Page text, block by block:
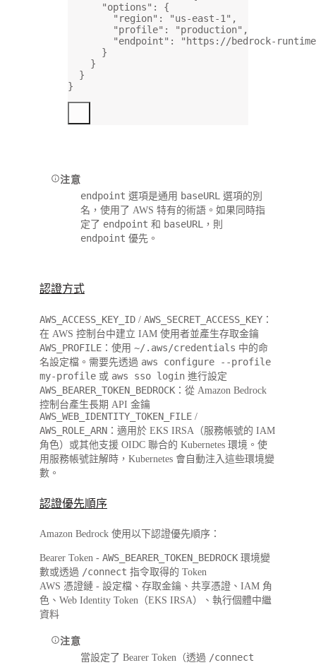
"options" : {
"region" : "us-east-1" ,
"profile" : "production" ,
"endpoint" :
"https://bedrock-
}
}
}
}
注意
endpoint 選項是通用 baseURL 選項的別
名，使用了 AWS 特有的術語。如果同時指
定了 endpoint 和 baseURL ，則
endpoint 優先。
認證方式
AWS_ACCESS_KEY_ID / AWS_SECRET_ACCESS_KEY ：
在 AWS 控制台中建立 IAM 使用者並產生存取金鑰
AWS_PROFILE ：使用 ~/.aws/credentials 中的命
名設定檔。需要先透過 aws configure --profile
my-profile 或 aws sso login 進行設定
AWS_BEARER_TOKEN_BEDROCK ：從 Amazon Bedrock
控制台產生長期 API 金鑰
AWS_WEB_IDENTITY_TOKEN_FILE /
AWS_ROLE_ARN ：適用於 EKS IRSA（服務帳號的 IAM
角色）或其他支援 OIDC 聯合的 Kubernetes 環境。使
用服務帳號註解時，Kubernetes 會自動注入這些環境變
數。
認證優先順序
Amazon Bedrock 使用以下認證優先順序：
Bearer Token - AWS_BEARER_TOKEN_BEDROCK 環境變
數或透過 /connect 指令取得的 Token
AWS 憑證鏈 - 設定檔、存取金鑰、共享憑證、IAM 角
色、Web Identity Token（EKS IRSA）、執行個體中繼
資料
注意
當設定了 Bearer Token（透過 /connect